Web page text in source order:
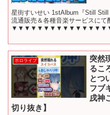
星街すいせい 1stAlbum『Still
流通販売＆各種音楽サービスにて
ホロライブ
突然
るこ
とつ
フブ
戌神
切り抜き】